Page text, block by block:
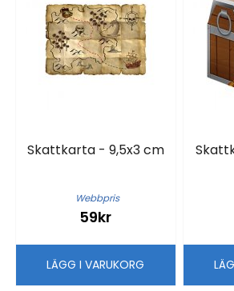
Skattkarta - 9,5x3 cm
Webbpris
59kr
LÄGG I VARUKORG